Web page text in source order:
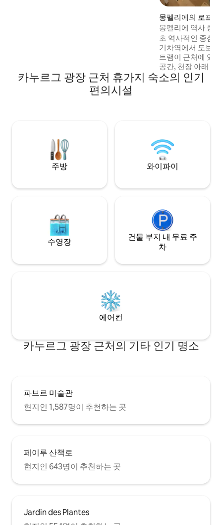
을 마실 수 있는 조용한 장소를 즐길 수 있습
니다. 매력적인 작은 거리와 상점을 즐길 수
따라 해변으로 가서 연못을 지나며 핑크 플
라밍고를 감상할 수 있습니다.
몽펠리에의 로프트
몽펠리에 역사 중
초 역사적인 중심
기차역에서 도보
트램이 근처에 있습니다. 40m ²
공간, 천장 아래 3m. 중이층 침대: 바닥
리스 2개 80x200. 가구가 완비된 주방. 와이
카누르그 광장 근처 휴가지 숙소의 인기
편의시설
주방 와이파이
수영장
건물 부지 내 무료 주
차
에어컨
카누르그 광장 근처의 기타 인기 명소
파브르 미술관
현지인 1,587명이 추천하는 곳
페이루 산책로
현지인 643명이 추천하는 곳
Jardin des Plantes